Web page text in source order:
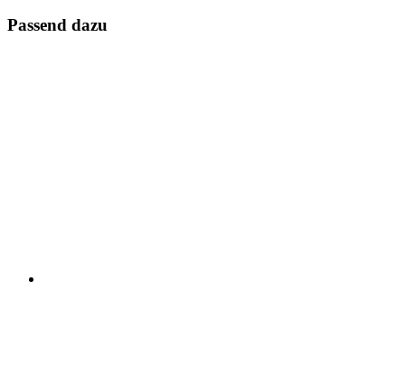
Passend dazu